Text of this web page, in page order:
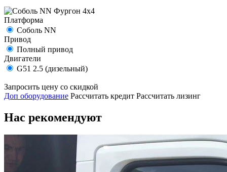
Платформа
Соболь NN
Привод
Полный привод
Двигатели
G51 2.5 (дизельный)
Запросить цену со скидкой
Доп оборудование Рассчитать кредит Рассчитать лизинг
Нас рекомендуют